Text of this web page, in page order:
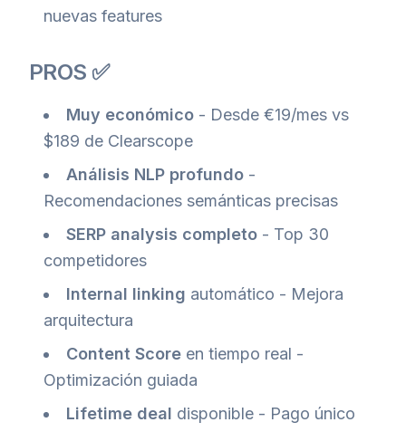
nuevas features
PROS ✅
Muy económico - Desde €19/mes vs
$189 de Clearscope
Análisis NLP profundo -
Recomendaciones semánticas precisas
SERP analysis completo - Top 30
competidores
Internal linking automático - Mejora
arquitectura
Content Score en tiempo real -
Optimización guiada
Lifetime deal disponible - Pago único